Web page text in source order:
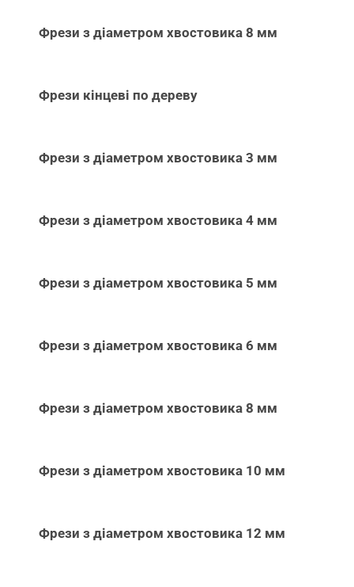
Фрези з діаметром хвостовика 8 мм
Фрези кінцеві по дереву
Фрези з діаметром хвостовика 3 мм
Фрези з діаметром хвостовика 4 мм
Фрези з діаметром хвостовика 5 мм
Фрези з діаметром хвостовика 6 мм
Фрези з діаметром хвостовика 8 мм
Фрези з діаметром хвостовика 10 мм
Фрези з діаметром хвостовика 12 мм